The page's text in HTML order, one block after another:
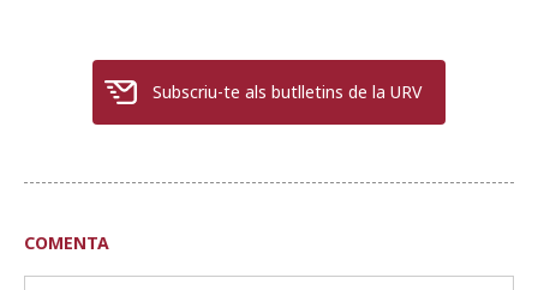
Subscriu-te als butlletins de la URV
COMENTA